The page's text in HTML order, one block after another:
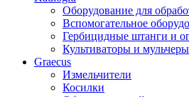
Оборудование для
Вспомогательное
Гербицидные штанги и
Культиваторы и
Graecus
Измельчители
Косилки